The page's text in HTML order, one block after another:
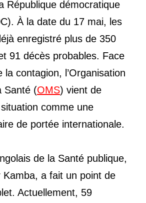
République démocratique
À la date du 17 mai, les
enregistré plus de 350
91 décès probables. Face
la contagion, l’Organisation
Santé (OMS) vient de
comme une
de portée internationale.
de la Santé publique,
Kamba, a fait un point de
Actuellement, 59